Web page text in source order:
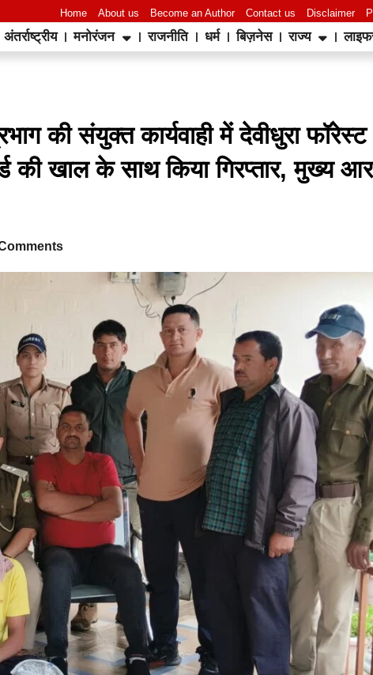
Home About us Become an Author Contact us Disclaimer
अंतर्राष्ट्रीय मनोरंजन राजनीति धर्म बिज़नेस राज्य
की संयुक्त कार्यवाही में देवीधुरा फॉरेस्ट
खाल के साथ किया गिरप्तार, मुख्य